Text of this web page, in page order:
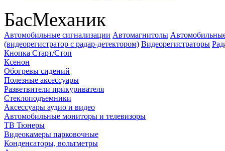
БасМеханик
Автомобильные сигнализации Автомагнитолы
(видеорегистратор с радар-детектором) Видеорегистраторы
Кнопка Старт/Стоп
Ксенон
Обогревы сидений
Полезные аксессуары
Разветвители прикуривателя
Стеклоподъемники
Аксессуары аудио и видео
Автомобильные мониторы и телевизоры
ТВ Тюнеры
Видеокамеры парковочные
Конденсаторы, вольтметры